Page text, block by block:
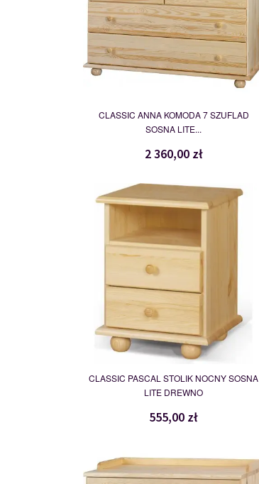
CLASSIC ANNA KOMODA 7 SZUFLAD
SOSNA LITE...
2 360,00 zł
PASCAL
CLASSIC PASCAL STOLIK NOCNY SOSNA
LITE DREWNO
555,00 zł
109783